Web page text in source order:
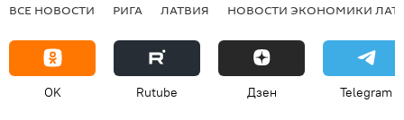
ВСЕ НОВОСТИ РИГА ЛАТВИЯ НОВОСТИ ЭКОНОМИКИ
OK Rutube Дзен Telegram